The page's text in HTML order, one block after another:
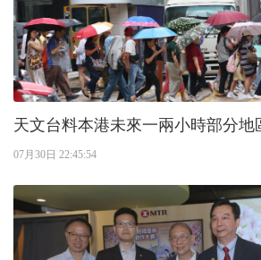
天文台料本港未來一兩小時部分地
07月30日 22:45:54